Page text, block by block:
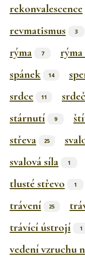
rekonvalescence
revmatismus 3
rýma 7 rýma
spánek 14
srdce 11
stárnutí 9
střeva 25
svalová síla 1
tlusté střevo 1
trávení 25
trávící ústrojí 1
vedení vzruchu